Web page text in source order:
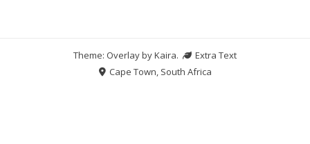
Theme: Overlay byKaira.
Extra Text
Cape Town, South Africa